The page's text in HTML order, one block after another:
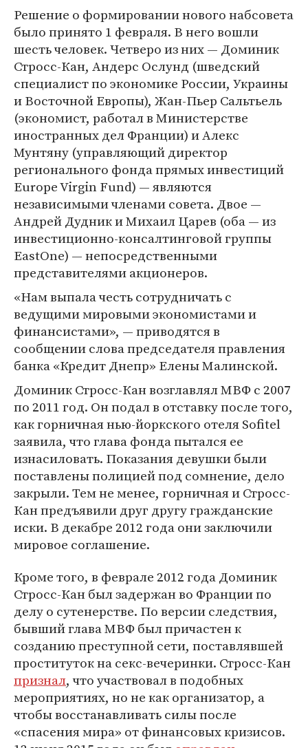
Решение о формировании нового набсовета
было принято 1 февраля. В него вошли
шесть человек. Четверо из них — Доминик
Стросс-Кан, Андерс Ослунд (шведский
специалист по экономике России, Украины
и Восточной Европы), Жан-Пьер Сальтьель
(экономист, работал в Министерстве
иностранных дел Франции) и Алекс
Мунтяну (управляющий директор
регионального фонда прямых инвестиций
Europe Virgin Fund) — являются
независимыми членами совета. Двое —
Андрей Дудник и Михаил Царев (оба — из
инвестиционно-консалтинговой группы
EastOne) — непосредственными
представителями акционеров.
«Нам выпала честь сотрудничать с
ведущими мировыми экономистами и
финансистами», — приводятся в
сообщении слова председателя правления
банка «Кредит Днепр» Елены Малинской.
Доминик Стросс-Кан возглавлял МВФ с 2007
по 2011 год. Он подал в отставку после того,
как горничная нью-йоркского отеля Sofitel
заявила, что глава фонда пытался ее
изнасиловать. Показания девушки были
поставлены полицией под сомнение, дело
закрыли. Тем не менее, горничная и Стросс-
Кан предъявили друг другу гражданские
иски. В декабре 2012 года они заключили
мировое соглашение.
Кроме того, в феврале 2012 года Доминик
Стросс-Кан был задержан во Франции по
делу о сутенерстве. По версии следствия,
бывший глава МВФ был причастен к
созданию преступной сети, поставлявшей
проституток на секс-вечеринки. Стросс-Кан
признал, что участвовал в подобных
мероприятиях, но не как организатор, а
чтобы восстанавливать силы после
«спасения мира» от финансовых кризисов.